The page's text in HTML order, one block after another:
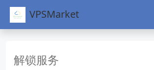
VPSMarket
解锁服务